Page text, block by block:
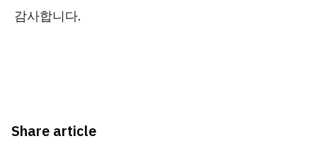
감사합니다.
Share article